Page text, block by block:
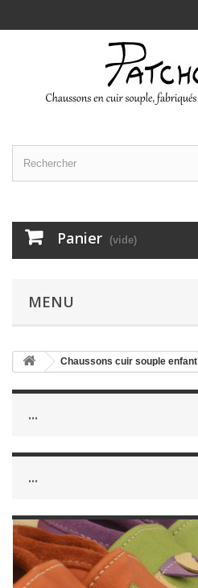
Panier (vide)
MENU
Chaussons cuir souple enfant
...
...